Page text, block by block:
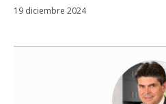
19 diciembre 2024